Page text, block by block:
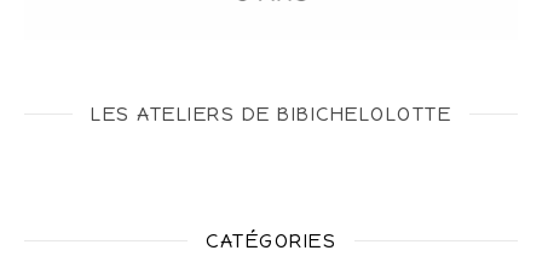
LES ATELIERS DE BIBICHELOLOTTE
CATÉGORIES